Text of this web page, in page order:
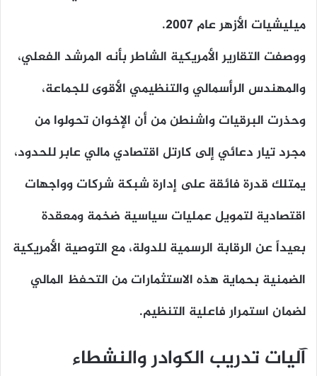
ميليشيات الأزهر عام 2007.
ووصفت التقارير الأمريكية الشاطر بأنه المرشد الفعلي،
والمهندس الرأسمالي والتنظيمي الأقوى للجماعة،
وحذرت البرقيات واشنطن من أن الإخوان تحولوا من
مجرد تيار دعائي إلى كارتل اقتصادي مالي عابر للحدود،
يمتلك قدرة فائقة على إدارة شبكة شركات وواجهات
اقتصادية لتمويل عمليات سياسية ضخمة ومعقدة
بعيداً عن الرقابة الرسمية للدولة، مع التوصية الأمريكية
الضمنية بحماية هذه الاستثمارات من التحفظ المالي
لضمان استمرار فاعلية التنظيم.
آليات تدريب الكوادر والنشطاء